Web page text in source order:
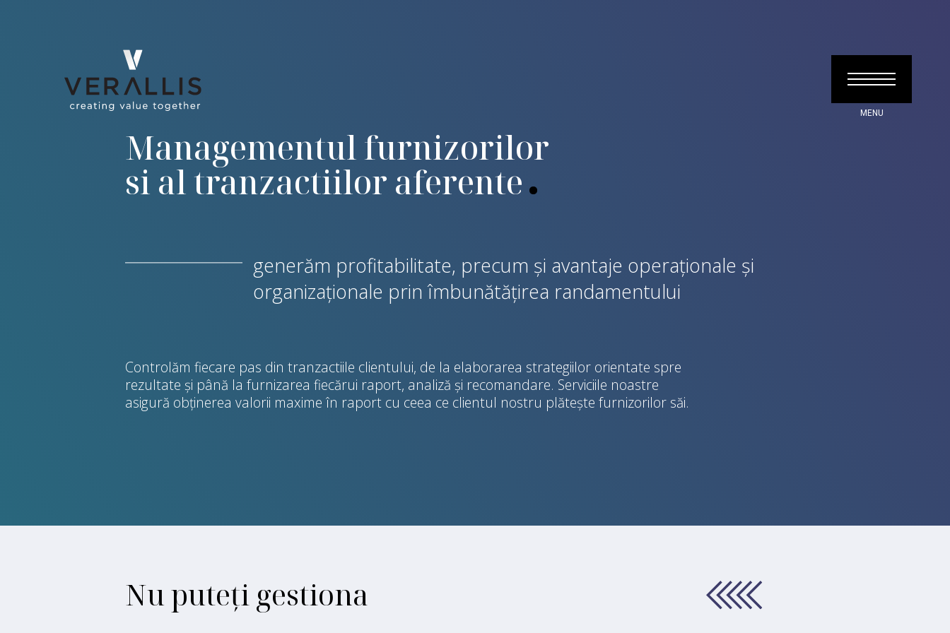
Managementul furnizorilor
si al tranzactiilor aferente
generăm profitabilitate, precum și avantaje operaționale și
organizaționale prin îmbunătățirea randamentului
Controlăm fiecare pas din tranzactiile clientului, de la elaborarea strategiilor orientate spre
rezultate și până la furnizarea fiecărui raport, analiză și recomandare. Serviciile noastre
asigură obținerea valorii maxime în raport cu ceea ce clientul nostru plătește furnizorilor săi.
Nu puteți gestiona